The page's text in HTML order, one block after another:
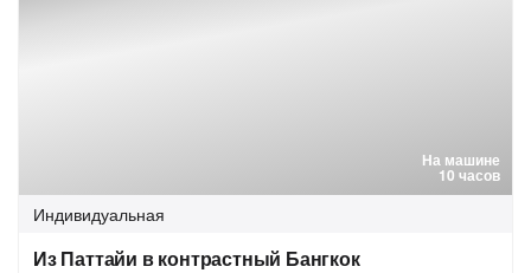
На машине
10 часов
Индивидуальная
Из Паттайи в контрастный Бангкок